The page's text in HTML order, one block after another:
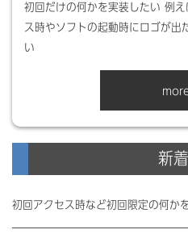
初回だけの何かを実装したい 例
ス時やソフトの起動時にロゴが出
い
新
初回アクセス時など初回限定の何か